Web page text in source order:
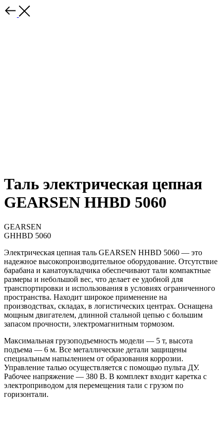
Таль электрическая цепная
GEARSEN HHBD 5060
GEARSEN
GHHBD 5060
Электрическая цепная таль GEARSEN HHBD 5060 — это
надежное высокопроизводительное оборудование. Отсутствие
барабана и канатоукладчика обеспечивают тали компактные
размеры и небольшой вес, что делает ее удобной для
транспортировки и использования в условиях ограниченного
пространства. Находит широкое применение на
производствах, складах, в логистических центрах. Оснащена
мощным двигателем, длинной стальной цепью с большим
запасом прочности, электромагнитным тормозом.
Максимальная грузоподъемность модели — 5 т, высота
подъема — 6 м. Все металлические детали защищены
специальным напылением от образования коррозии.
Управление талью осуществляется с помощью пульта ДУ.
Рабочее напряжение — 380 В. В комплект входит каретка с
электроприводом для перемещения тали с грузом по
горизонтали.